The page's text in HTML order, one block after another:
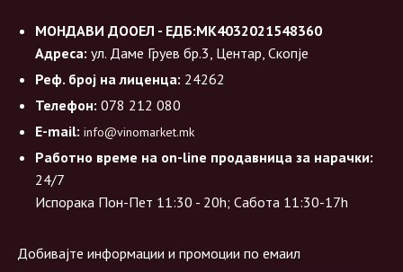
МОНДАВИ ДООЕЛ - ЕДБ:МК4032021548360
Адреса: ул. Даме Груев бр.3, Центар, Скопје
Реф. број на лиценца: 24262
Телефон: 078 212 080
E-mail: info@vinomarket.mk
Работно време на on-line продавница за нарачки:
24/7
Испорака Пон-Пет 11:30 - 20h; Сабота 11:30-17h
Добивајте информации и промоции по емаил